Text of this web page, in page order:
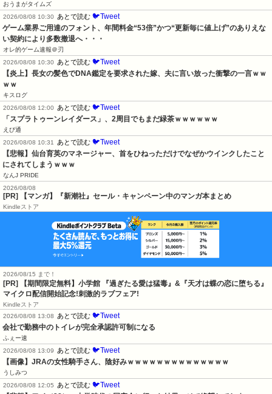
おうまがタイムズ
2026/08/08 10:30 あとで読む 🐦Tweet
ゲーム業界ご用達のフォント、年間料金“53倍”かつ“更新毎に値上げ”のありえな
い契約により多数撤退へ・・・
オレ的ゲーム速報＠刃
2026/08/08 10:30 あとで読む 🐦Tweet
【炎上】長女の髪色でDNA鑑定を要求された嫁、夫に言い放った衝撃の一言ｗｗ
ｗｗ
キスログ
2026/08/08 12:00 あとで読む 🐦Tweet
「スプラトゥーンレイダース」、2周目でもまだ緑茶ｗｗｗｗｗｗ
えび通
2026/08/08 10:31 あとで読む 🐦Tweet
【悲報】仙台育英のマネージャー、首をひねっただけでなぜかウインクしたこと
にされてしまうｗｗｗ
なんJ PRIDE
2026/08/08
[PR] 【マンガ】『新潮社』セール・キャンペーン中のマンガ本まとめ
Kindleストア
2026/08/15 まで！
[PR] 【期間限定無料】小学館 『過ぎたる愛は猛毒』&『天才は蝶の恋に堕ちる』
マイクロ配信開始記念!刺激的ラブフェア!
Kindleストア
2026/08/08 13:08
あとで読む 🐦Tweet
会社で勤務中のトイレが完全承認許可制になる
ふぇー速
2026/08/08 13:09
あとで読む 🐦Tweet
【画像】JRAの女性騎手さん、陰好みｗｗｗｗｗｗｗｗｗｗｗｗｗｗ
うしみつ
2026/08/08 12:05
あとで読む 🐦Tweet